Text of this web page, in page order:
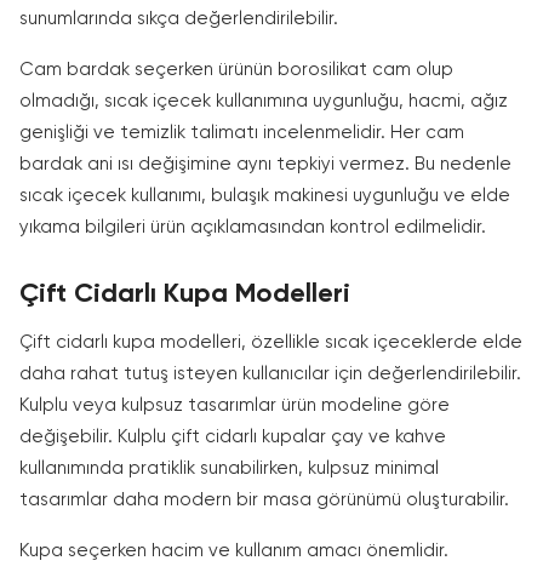
sunumlarında sıkça değerlendirilebilir.
Cam bardak seçerken ürünün borosilikat cam olup
olmadığı, sıcak içecek kullanımına uygunluğu, hacmi, ağız
genişliği ve temizlik talimatı incelenmelidir. Her cam
bardak ani ısı değişimine aynı tepkiyi vermez. Bu nedenle
sıcak içecek kullanımı, bulaşık makinesi uygunluğu ve elde
yıkama bilgileri ürün açıklamasından kontrol edilmelidir.
Çift Cidarlı Kupa Modelleri
Çift cidarlı kupa modelleri, özellikle sıcak içeceklerde elde
daha rahat tutuş isteyen kullanıcılar için değerlendirilebilir.
Kulplu veya kulpsuz tasarımlar ürün modeline göre
değişebilir. Kulplu çift cidarlı kupalar çay ve kahve
kullanımında pratiklik sunabilirken, kulpsuz minimal
tasarımlar daha modern bir masa görünümü oluşturabilir.
Kupa seçerken hacim ve kullanım amacı önemlidir.